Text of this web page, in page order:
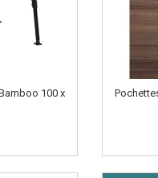
100 x